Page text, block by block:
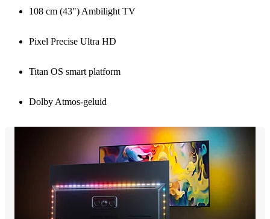
108 cm (43") Ambilight TV
Pixel Precise Ultra HD
Titan OS smart platform
Dolby Atmos-geluid